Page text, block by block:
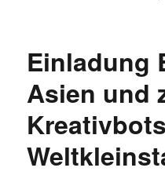
Einladung
Asien und